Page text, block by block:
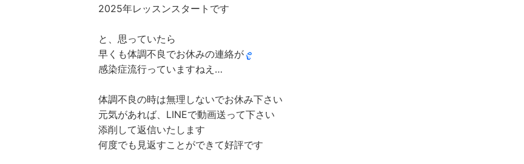
2025年レッスンスタートです
と、思っていたら
早くも体調不良でお休みの連絡が
感染症流行っていますねえ…
体調不良の時は無理しないでお休み下さい
元気があれば、LINEで動画送って下さい
添削して返信いたします
何度でも見返すことができて好評です